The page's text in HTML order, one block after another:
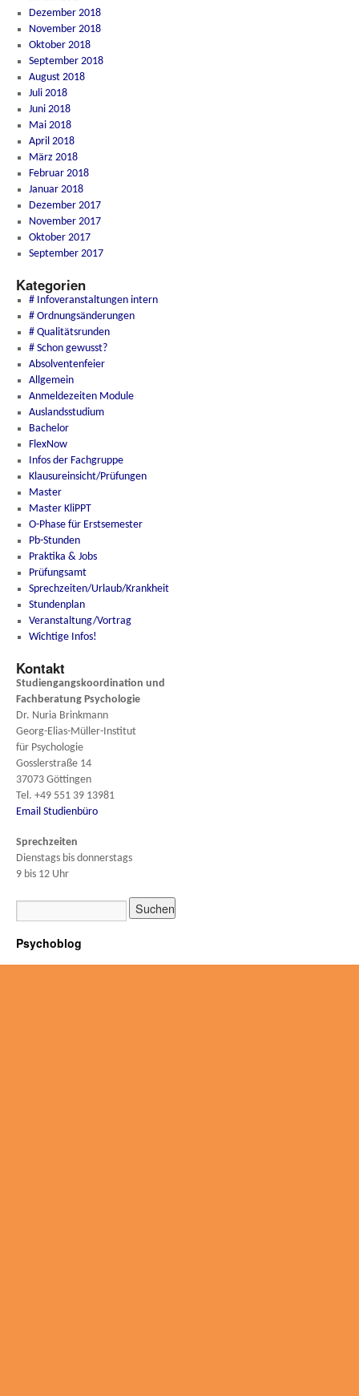
Dezember 2018
November 2018
Oktober 2018
September 2018
August 2018
Juli 2018
Juni 2018
Mai 2018
April 2018
März 2018
Februar 2018
Januar 2018
Dezember 2017
November 2017
Oktober 2017
September 2017
Kategorien
# Infoveranstaltungen intern
# Ordnungsänderungen
# Qualitätsrunden
# Schon gewusst?
Absolventenfeier
Allgemein
Anmeldezeiten Module
Auslandsstudium
Bachelor
FlexNow
Infos der Fachgruppe
Klausureinsicht/Prüfungen
Master
Master KliPPT
O-Phase für Erstsemester
Pb-Stunden
Praktika & Jobs
Prüfungsamt
Sprechzeiten/Urlaub/Krankheit
Stundenplan
Veranstaltung/Vortrag
Wichtige Infos!
Kontakt
Studiengangskoordination und
Fachberatung Psychologie
Dr. Nuria Brinkmann
Georg-Elias-Müller-Institut
für Psychologie
Gosslerstraße 14
37073 Göttingen
Tel. +49 551 39 13981
Email Studienbüro
Sprechzeiten
Dienstags bis donnerstags
9 bis 12 Uhr
Psychoblog